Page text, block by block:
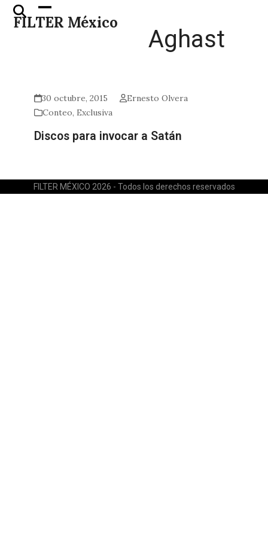
Skip
FILTER México
Open
mobile
Close
mobile
Aghast
30 octubre, 2015
Ernesto Olvera
Conteo,Exclusiva
Discos para invocar a Satán
FILTER MÉXICO 2026 - Todos los derechos reservados